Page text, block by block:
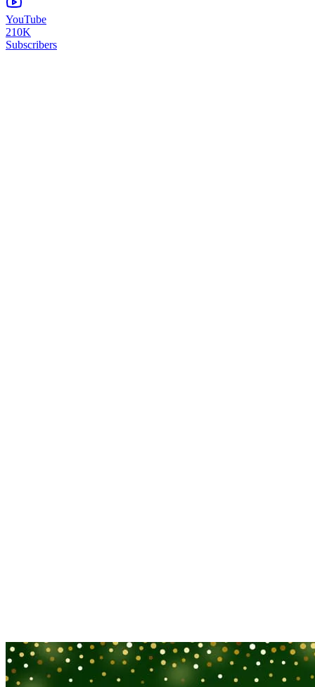
YouTube
210K
Subscribers